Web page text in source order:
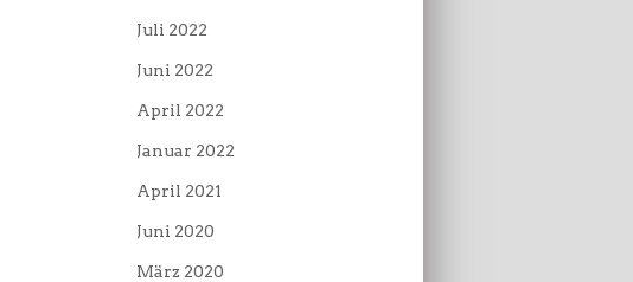
Juli 2022
Juni 2022
April 2022
Januar 2022
April 2021
Juni 2020
März 2020